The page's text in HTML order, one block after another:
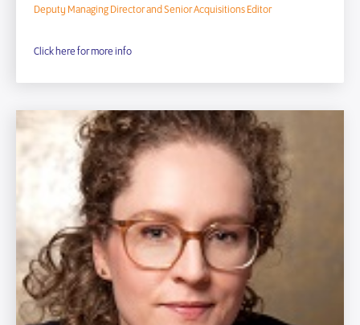
Deputy Managing Director and Senior Acquisitions Editor
Click here for more info